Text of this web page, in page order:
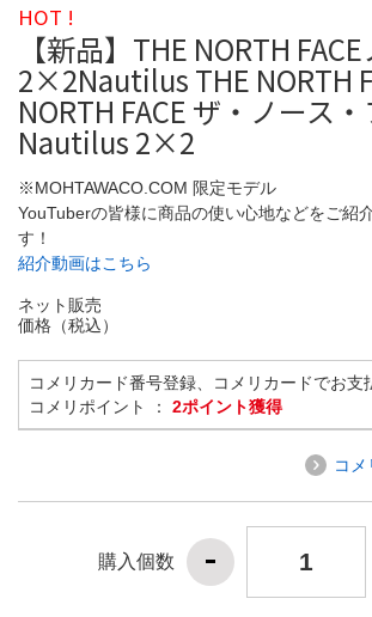
HOT !
【新品】THE NORTH
2×2Nautilus THE NORTH
NORTH FACE ザ・ノース
Nautilus 2×2
※MOHTAWACO.COM 限定モデル
YouTuberの皆様に商品の使い心地などをご紹
す！
紹介動画はこちら
ネット販売
価格（税込）
コメリカード番号登録、コメリカードでお支
コメリポイント ： 2ポイント獲得
コ
購入個数